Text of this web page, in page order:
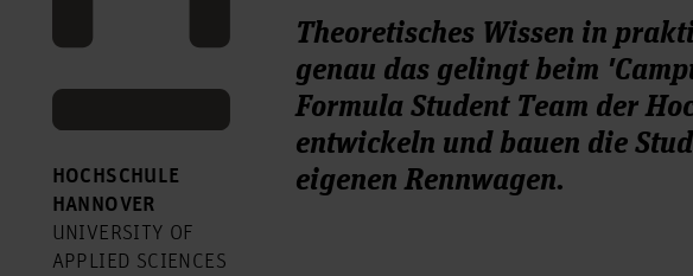
HOCHSCHULE
HANNOVER
UNIVERSITY OF
APPLIED SCIENCES
Theoretisches Wissen in
genau das gelingt beim
Formula Student Team der
entwickeln und bauen die
eigenen Rennwagen.